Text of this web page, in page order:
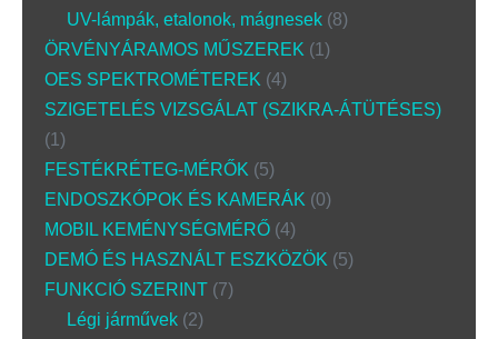
UV-lámpák, etalonok, mágnesek 8
ÖRVÉNYÁRAMOS MŰSZEREK
1
OES SPEKTROMÉTEREK 4
SZIGETELÉS VIZSGÁLAT (SZIKRA-ÁTÜTÉSES)
1
FESTÉKRÉTEG-MÉRŐK
5
ENDOSZKÓPOK ÉS KAMERÁK
0
MOBIL KEMÉNYSÉGMÉRŐ 4
DEMÓ ÉS HASZNÁLT ESZKÖZÖK
5
FUNKCIÓ SZERINT 7
Légi járművek 2